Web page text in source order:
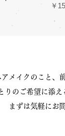
価格
￥
メイクのこと、
りのご希望に添
まずは気軽にお